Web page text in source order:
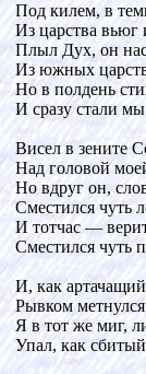
Под килем, в
Из царства вьюг
Плыл Дух, он
Из южных
Но в полдень
И сразу стали
Висел в зените
Над головой
Но вдруг он,
Сместился чуть
И тотчас —
Сместился чуть
И, как
Рывком
Я в тот же миг,
Упал, как